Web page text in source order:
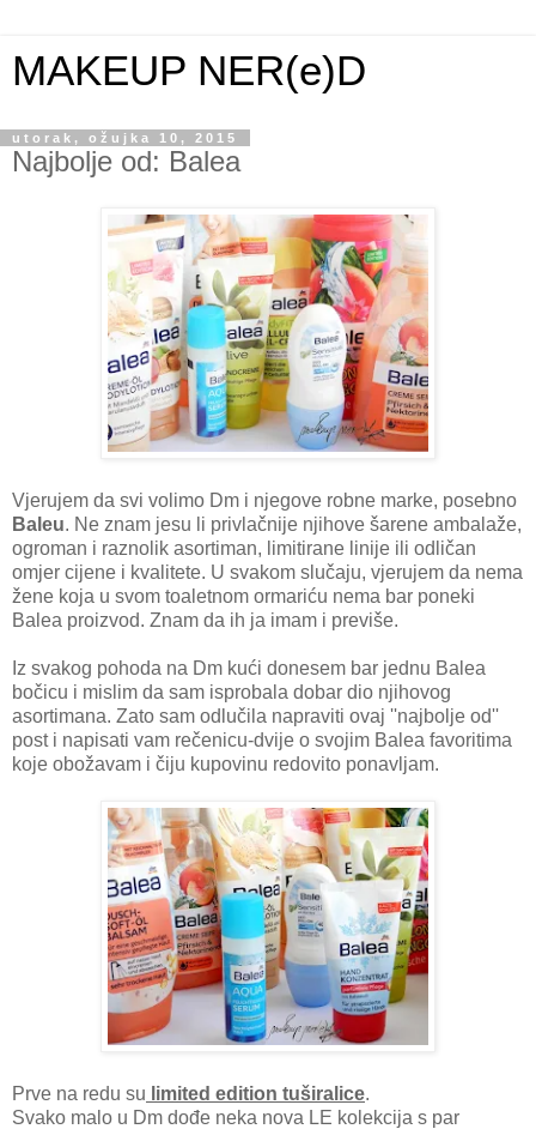
MAKEUP NER(e)D
utorak, ožujka 10, 2015
Najbolje od: Balea
Vjerujem da svi volimo Dm i njegove robne marke, posebno
Baleu. Ne znam jesu li privlačnije njihove šarene ambalaže,
ogroman i raznolik asortiman, limitirane linije ili odličan
omjer cijene i kvalitete. U svakom slučaju, vjerujem da nema
žene koja u svom toaletnom ormariću nema bar poneki
Balea proizvod. Znam da ih ja imam i previše.
Iz svakog pohoda na Dm kući donesem bar jednu Balea
bočicu i mislim da sam isprobala dobar dio njihovog
asortimana. Zato sam odlučila napraviti ovaj ''najbolje od''
post i napisati vam rečenicu-dvije o svojim Balea favoritima
koje obožavam i čiju kupovinu redovito ponavljam.
Prve na redu su limited edition tuširalice.
Svako malo u Dm dođe neka nova LE kolekcija s par